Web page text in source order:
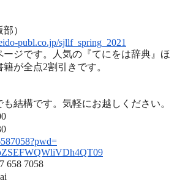
）
publ.co.jp/sjllf_spring_2021
ジです。人気の『てにをは辞典』ほ
が全点2割引きです。
結構です。気軽にお越しください。
pwd=
09
658 7058